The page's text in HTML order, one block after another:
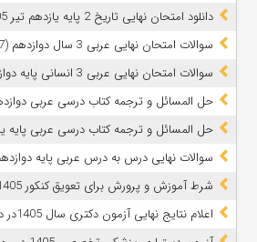
دانلود امتحان نهایی تاریخ 2 پایه یازدهم تیر 1405 + پاسخ
سوالات امتحان نهایی عربی 3 سال دوازدهم (1397 تا 1405)
سوالات امتحان نهایی عربی 3 انسانی پایه دوازدهم (1397 تا 1405)
حل المسائل و ترجمه کتاب درسی عربی
حل المسائل و ترجمه کتاب درسی عربی پایه
سوالات نهایی درس به درس عربی پایه
شرط آموزش و پرورش برای تعویق کنکور 1405
اعلام نتایج نهایی آزمون دکتری سال 1405در دهه اول مرداد